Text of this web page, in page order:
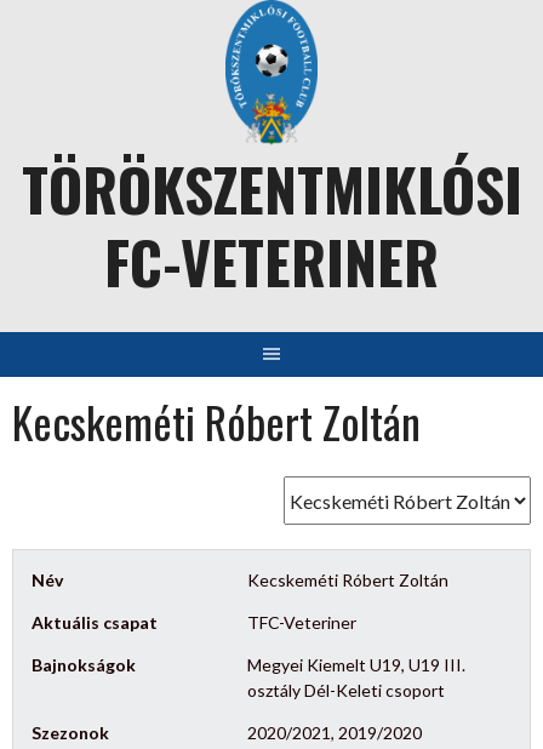
TÖRÖKSZENTMIKLÓSI
FC-VETERINER
Kecskeméti Róbert Zoltán
Név Kecskeméti Róbert Zoltán
Aktuális csapat TFC-Veteriner
Bajnokságok
Megyei Kiemelt U19, U19 III.
osztály Dél-Keleti csoport
Szezonok 2020/2021, 2019/2020